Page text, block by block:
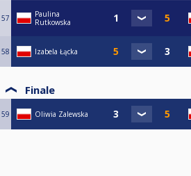
57
Paulina
Rutkowska
58 Izabela Łącka
Finale
59 Oliwia Zalewska